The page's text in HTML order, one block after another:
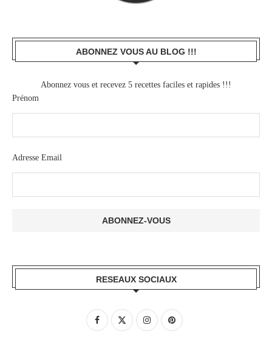
ABONNEZ VOUS AU BLOG !!!
Abonnez vous et recevez 5 recettes faciles et rapides !!!
Prénom
Adresse Email
RESEAUX SOCIAUX